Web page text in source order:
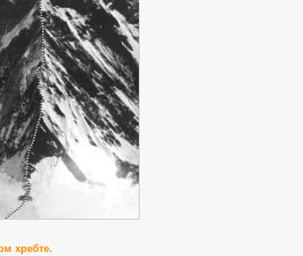
хребте.